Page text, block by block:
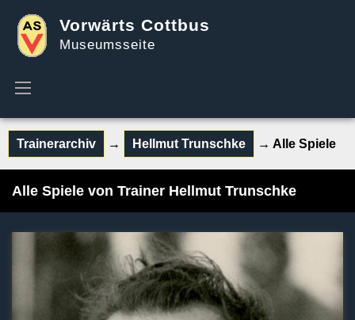
Vorwärts Cottbus
Museumsseite
Trainerarchiv → Hellmut Trunschke → Alle Spiele
Alle Spiele von Trainer Hellmut Trunschke